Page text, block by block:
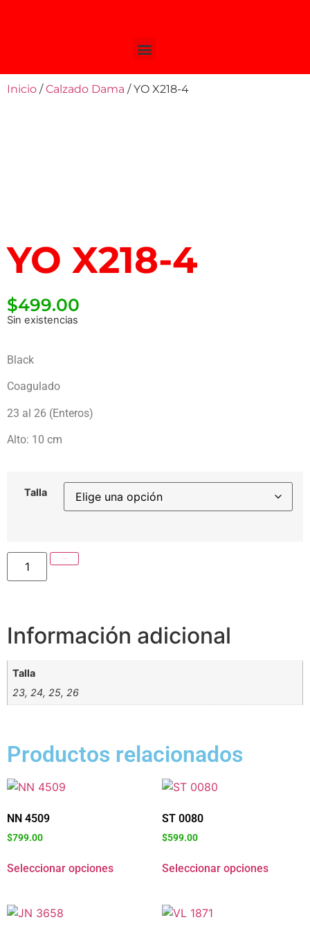
Inicio /Calzado Dama / YO X218-4
YO X218-4
$499.00
Sin existencias
Black
Coagulado
23 al 26 (Enteros)
Alto: 10 cm
Talla
Información adicional
Talla
23, 24, 25, 26
Productos relacionados
NN 4509
$799.00
Seleccionar opciones
ST 0080
$599.00
Seleccionar opciones